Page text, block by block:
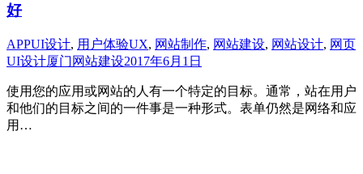
好
APPUI设计, 用户体验UX, 网站制作, 网站建设, 网站设计, 网页
UI设计厦门网站建设2017年6月1日
使用您的应用或网站的人有一个特定的目标。通常，站在用户
和他们的目标之间的一件事是一种形式。表单仍然是网络和应
用…